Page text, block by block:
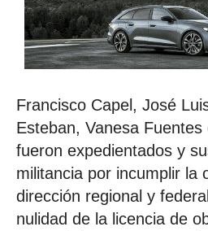
Francisco Capel, José
Esteban, Vanesa
fueron expedientados y
militancia por incumplir la
dirección regional y
nulidad de la licencia de